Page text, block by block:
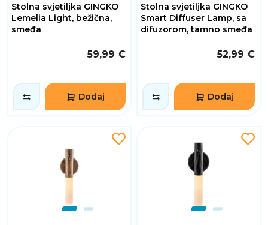
Stolna svjetiljka GINGKO
Lemelia Light, bežična,
smeđa
59,99 €
Dodaj
Stolna svjetiljka GINGKO
Smart Diffuser Lamp, sa
difuzorom, tamno smeđa
52,99 €
Dodaj